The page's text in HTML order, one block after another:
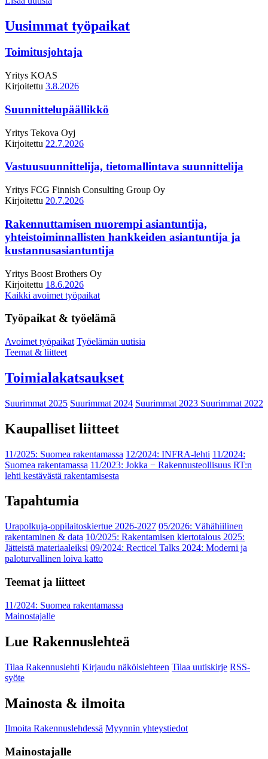
Uusimmat työpaikat
Toimitusjohtaja
Yritys KOAS
Kirjoitettu 3.8.2026
Suunnittelupäällikkö
Yritys Tekova Oyj
Kirjoitettu 22.7.2026
Vastuusuunnittelija, tietomallintava suunnittelija
Yritys FCG Finnish Consulting Group Oy
Kirjoitettu 20.7.2026
Rakennuttamisen nuorempi asiantuntija,
yhteistoiminnallisten hankkeiden asiantuntija ja
kustannusasiantuntija
Yritys Boost Brothers Oy
Kirjoitettu 18.6.2026
Kaikki avoimet työpaikat
Työpaikat & työelämä
Avoimet työpaikat Työelämän uutisia
Teemat & liitteet
Toimialakatsaukset
Suurimmat 2025 Suurimmat 2024 Suurimmat 2023 Suurimmat 2022
Kaupalliset liitteet
11/2025: Suomea rakentamassa 12/2024: INFRA-lehti 11/2024:
Suomea rakentamassa 11/2023: Jokka − Rakennusteollisuus RT:n
lehti kestävästä rakentamisesta
Tapahtumia
Urapolkuja-oppilaitoskiertue 2026-2027 05/2026: Vähähiilinen
rakentaminen & data 10/2025: Rakentamisen kiertotalous 2025:
Jätteistä materiaaleiksi 09/2024: Recticel Talks 2024: Moderni ja
paloturvallinen loiva katto
Teemat ja liitteet
11/2024: Suomea rakentamassa
Mainostajalle
Lue Rakennuslehteä
Tilaa Rakennuslehti Kirjaudu näköislehteen Tilaa uutiskirje RSS-
syöte
Mainosta & ilmoita
Ilmoita Rakennuslehdessä Myynnin yhteystiedot
Mainostajalle